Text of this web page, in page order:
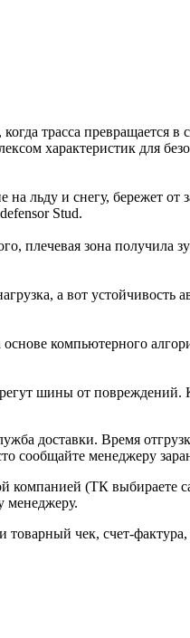
трасса превращается
характеристик для
льду и снегу, бережет от
Stud.
плечевая зона
а вот устойчивость
компьютерного
шины от
доставки. Время
сообщайте менеджеру
компанией (ТК выбираете
менеджеру.
товарный чек, счет-